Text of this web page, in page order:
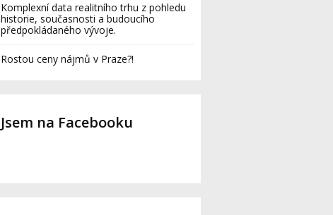
Komplexní data realitního trhu z pohledu
historie, současnosti a budoucího
předpokládaného vývoje.
Rostou ceny nájmů v Praze?!
Jsem na Facebooku